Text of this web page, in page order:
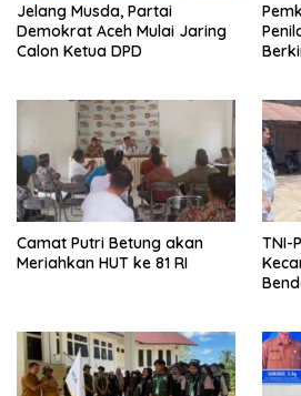
Jelang Musda, Partai
Demokrat Aceh Mulai Jaring
Calon Ketua DPD
Camat Putri Betung akan
Meriahkan HUT ke 81 RI
TNI-